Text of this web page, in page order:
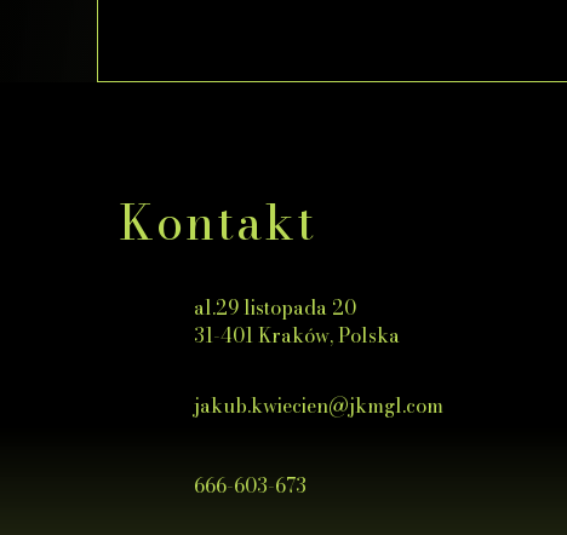
Kontakt
al.29 listopada 20
31-401 Kraków, Polska
jakub.kwiecien@jkmgl.com
666-603-673